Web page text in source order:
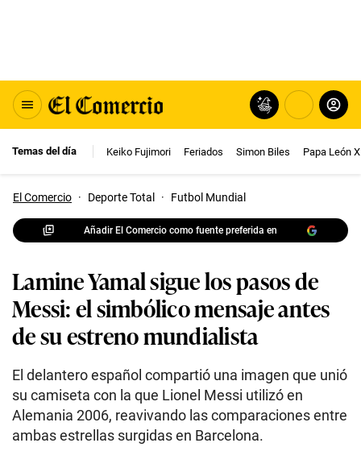
Temas del día Keiko Fujimori Feriados Simon Biles Papa León
El Comercio · Deporte Total · Futbol Mundial
Añadir El Comercio como fuente preferida en
Lamine Yamal sigue los pasos de
Messi: el simbólico mensaje antes
de su estreno mundialista
El delantero español compartió una imagen que unió
su camiseta con la que Lionel Messi utilizó en
Alemania 2006, reavivando las comparaciones entre
ambas estrellas surgidas en Barcelona.